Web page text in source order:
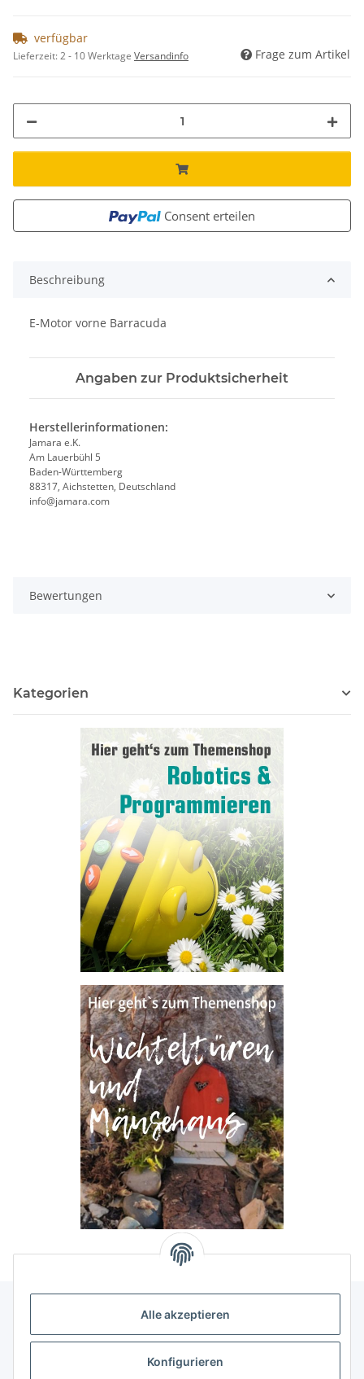
Alle akzeptieren
Konfigurieren
verfügbar
Lieferzeit:2 - 10 Werktage Versandinfo Frage zum Artikel
Consent erteilen
Beschreibung
E-Motor vorne Barracuda
Angaben zur Produktsicherheit
Herstellerinformationen:
Jamara e.K.
Am Lauerbühl 5
Baden-Württemberg
88317, Aichstetten, Deutschland
info@jamara.com
Bewertungen
Kategorien
Allgemeine Informationen